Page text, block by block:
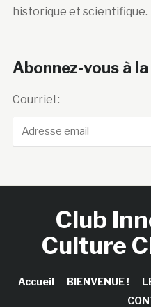
historique et scientifique.
Abonnez-vous à
Courriel :
Club
Culture
Accueil BIENVENUE !